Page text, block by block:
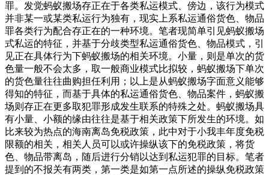
罪。发觉蚂蚁搬场存正在于各类私运模式、傍边，该行为模式
并非某一或某类私运行为独有，现实上系私运通俗货色、物品
罪各类行为配合存正在的一种环境。笔者现简单引见蚂蚁搬场
式私运的特征，并基于分歧类型私运通俗货色、物品模式，引
见正在具体行为下蚂蚁搬场的相关环境。小量，则是单次的货
色量一般不会太多，取一般商业模式比拟较，蚂蚁搬场下单次
的货色量往往曲购担任利用；以上是从蚂蚁搬场字面意义能够
得知的特征，而基于具体的私运通俗货色、物品案件，蚂蚁搬
场则存正在更多取犯罪形成发生联系的特殊之处。蚂蚁搬场具
有小量、小额的缘由往往是基于相关政策下所发生的环境。如
比来较为热点的海南离岛免税政策，此中对于小我丰年度免税
限额的相关，相关人员可以或许操纵该下的免税政策，将货
色、物品带离岛，随后进行分销以达到私运犯罪的目标。笔者
提到的不报关有两类，第一类是如第一点所述的操纵免税政策